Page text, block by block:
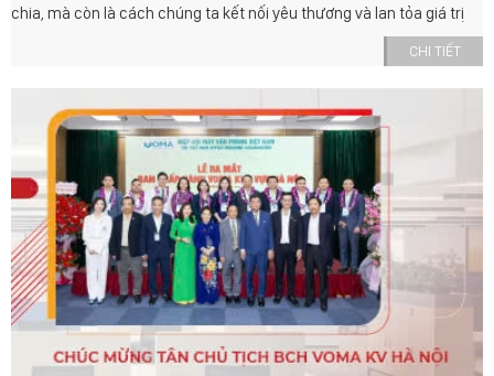
chia, mà còn là cách chúng ta kết nối yêu thương và lan tỏa giá trị
CHI TIẾT